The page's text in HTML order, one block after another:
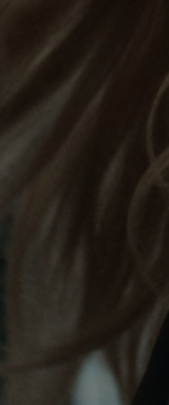
UM
ES
Ihr RIMOWA
alle
Sticker,